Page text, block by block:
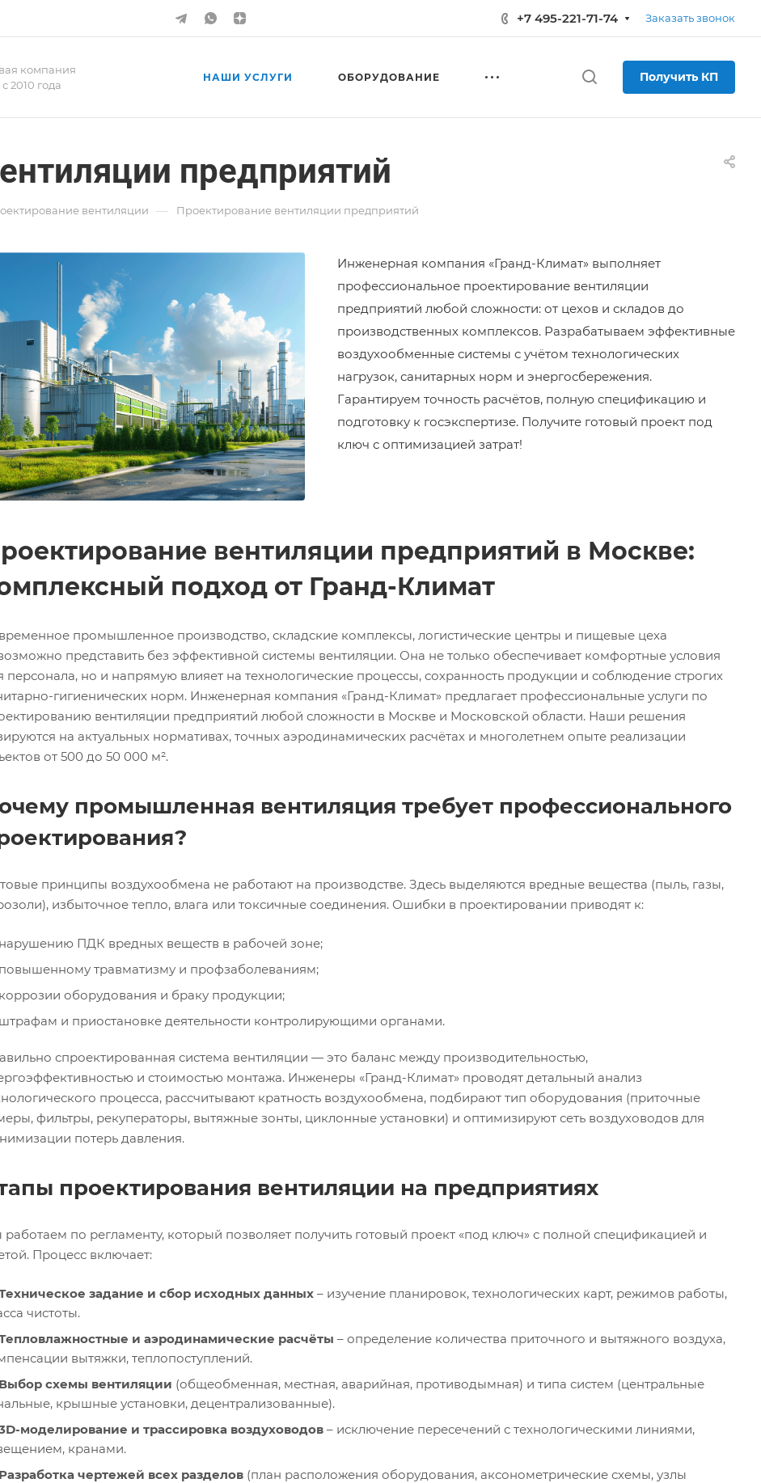
+7 495-221-71-74 Заказать звонок
компания
2010 года
НАШИ УСЛУГИ ОБОРУДОВАНИЕ Получить КП
предприятий
вентиляции — Проектирование вентиляции предприятий
Инженерная компания «Гранд-Климат» выполняет
профессиональное проектирование вентиляции
предприятий любой сложности: от цехов и складов до
производственных комплексов. Разрабатываем эффективные
воздухообменные системы с учётом технологических
нагрузок, санитарных норм и энергосбережения.
Гарантируем точность расчётов, полную спецификацию и
подготовку к госэкспертизе. Получите готовый проект под
ключ с оптимизацией затрат!
вентиляции предприятий в Москве:
подход от Гранд-Климат
промышленное производство, складские комплексы, логистические центры и пищевые цеха
представить без эффективной системы вентиляции. Она не только обеспечивает комфортные условия
персонала, но и напрямую влияет на технологические процессы, сохранность продукции и соблюдение строгих
гигиенических норм. Инженерная компания «Гранд-Климат» предлагает профессиональные услуги по
вентиляции предприятий любой сложности в Москве и Московской области. Наши решения
на актуальных нормативах, точных аэродинамических расчётах и многолетнем опыте реализации
от 500 до 50 000 м².
промышленная вентиляция требует профессионального
принципы воздухообмена не работают на производстве. Здесь выделяются вредные вещества (пыль, газы,
избыточное тепло, влага или токсичные соединения. Ошибки в проектировании приводят к:
нарушению ПДК вредных веществ в рабочей зоне;
повышенному травматизму и профзаболеваниям;
коррозии оборудования и браку продукции;
штрафам и приостановке деятельности контролирующими органами.
спроектированная система вентиляции — это баланс между производительностью,
и стоимостью монтажа. Инженеры «Гранд-Климат» проводят детальный анализ
процесса, рассчитывают кратность воздухообмена, подбирают тип оборудования (приточные
фильтры, рекуператоры, вытяжные зонты, циклонные установки) и оптимизируют сеть воздуховодов для
потерь давления.
проектирования вентиляции на предприятиях
по регламенту, который позволяет получить готовый проект «под ключ» с полной спецификацией и
Процесс включает:
задание и сбор исходных данных – изучение планировок, технологических карт, режимов работы,
чистоты.
и аэродинамические расчёты – определение количества приточного и вытяжного воздуха,
вытяжки, теплопоступлений.
Выбор схемы вентиляции (общеобменная, местная, аварийная, противодымная) и типа систем (центральные
крышные установки, децентрализованные).
моделирование и трассировка воздуховодов – исключение пересечений с технологическими линиями,
кранами.
Разработка чертежей всех разделов (план расположения оборудования, аксонометрические схемы, узлы